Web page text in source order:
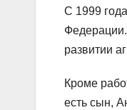
С 1999
развитии
Кроме
есть сын,